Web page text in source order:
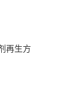
再生方